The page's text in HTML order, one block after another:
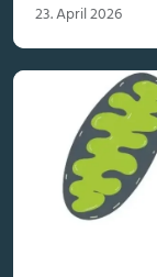
23. April 2026